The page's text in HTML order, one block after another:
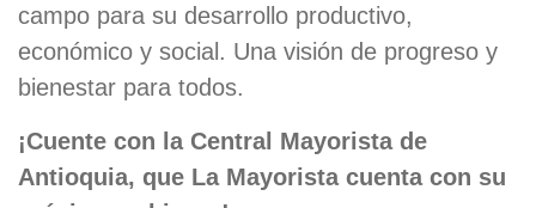
campo para su desarrollo productivo,
económico y social. Una visión de progreso y
bienestar para todos.
¡Cuente con la Central Mayorista de
Antioquia, que La Mayorista cuenta con su